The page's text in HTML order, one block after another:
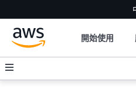
開始使用